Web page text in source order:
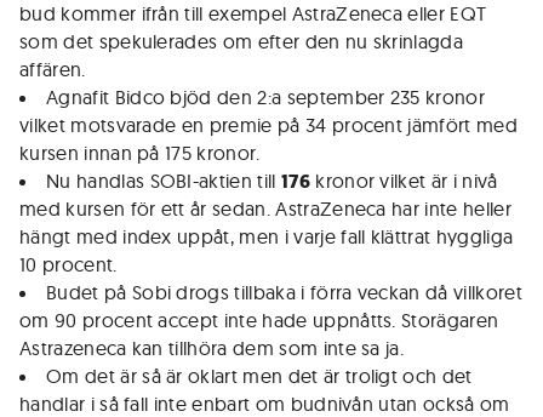
bud kommer ifrån till exempel AstraZeneca eller EQT
som det spekulerades om efter den nu skrinlagda
affären.
Agnafit Bidco bjöd den 2:a september 235 kronor
vilket motsvarade en premie på 34 procent jämfört med
kursen innan på 175 kronor.
Nu handlas SOBI-aktien till 176kronor vilket är i nivå
med kursen för ett år sedan. AstraZeneca har inte heller
hängt med index uppåt, men i varje fall klättrat hyggliga
10 procent.
Budet på Sobi drogs tillbaka i förra veckan då villkoret
om 90 procent accept inte hade uppnåtts. Storägaren
Astrazeneca kan tillhöra dem som inte sa ja.
Om det är så är oklart men det är troligt och det
handlar i så fall inte enbart om budnivån utan också om